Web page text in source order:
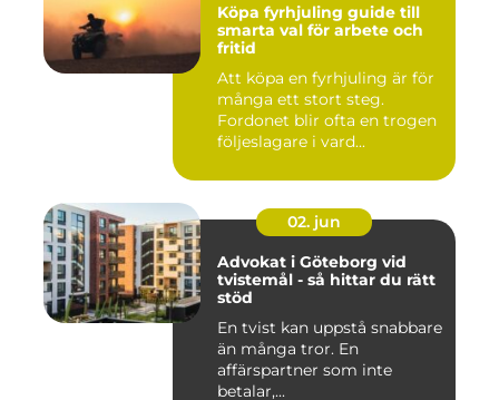
Köpa fyrhjuling guide till
smarta val för arbete och
fritid
Att köpa en fyrhjuling är för
många ett stort steg.
Fordonet blir ofta en trogen
följeslagare i vard...
02. jun
Advokat i Göteborg vid
tvistemål - så hittar du rätt
stöd
En tvist kan uppstå snabbare
än många tror. En
affärspartner som inte
betalar,...